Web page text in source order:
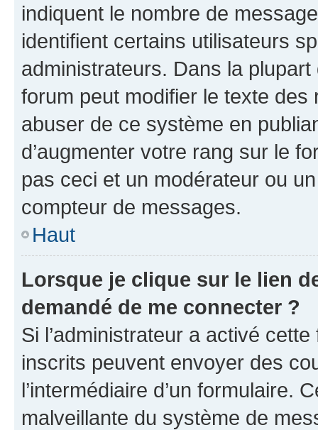
indiquent le nombre de
identifient certains utilisateurs
administrateurs. Dans la
forum peut modifier le texte
abuser de ce système en
d’augmenter votre rang sur le
pas ceci et un modérateur ou
compteur de messages.
Haut
Lorsque je clique sur le lien
demandé de me connecter ?
Si l’administrateur a activé
inscrits peuvent envoyer des
l’intermédiaire d’un formulaire.
malveillante du système de